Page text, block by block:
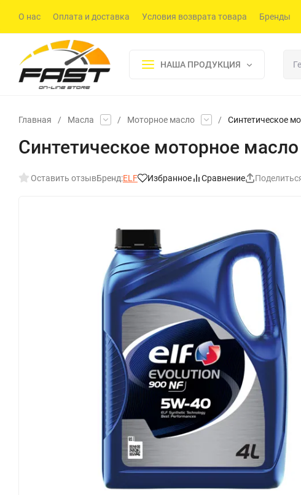
О нас Оплата и доставка Условия возврата товара Бренды
НАША ПРОДУКЦИЯ
Главная / Масла / Моторное масло / Синтетическое
Синтетическое моторное
Оставить отзывБренд:ELF Избранное Сравнение